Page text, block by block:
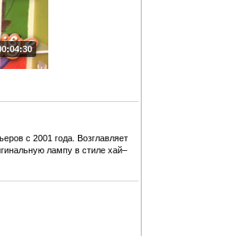
с 2001 года. Возглавляет
лампу в стиле хай–